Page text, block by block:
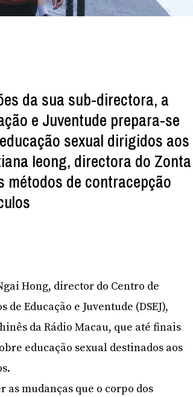
da sua sub-directora, a
e Juventude prepara-se
sexual dirigidos aos
Ieong, directora do Zonta
métodos de contracepção
Hong, director do Centro de
Educação e Juventude (DSEJ),
da Rádio Macau, que até finais
educação sexual destinados aos
as mudanças que o corpo dos